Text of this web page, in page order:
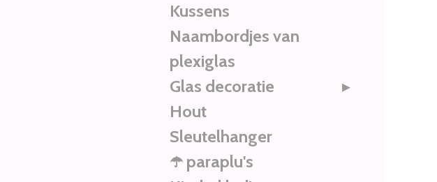
Kussens
Naambordjes van
plexiglas
Glas decoratie
Hout
Sleutelhanger
☂️ paraplu's